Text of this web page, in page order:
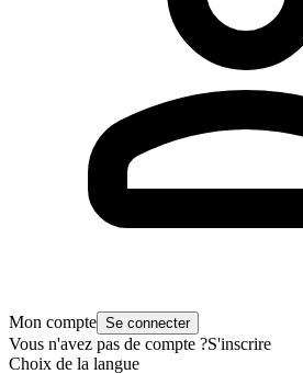
Mon compte Se connecter
Vous n'avez pas de compte ?S'inscrire
Choix de la langue